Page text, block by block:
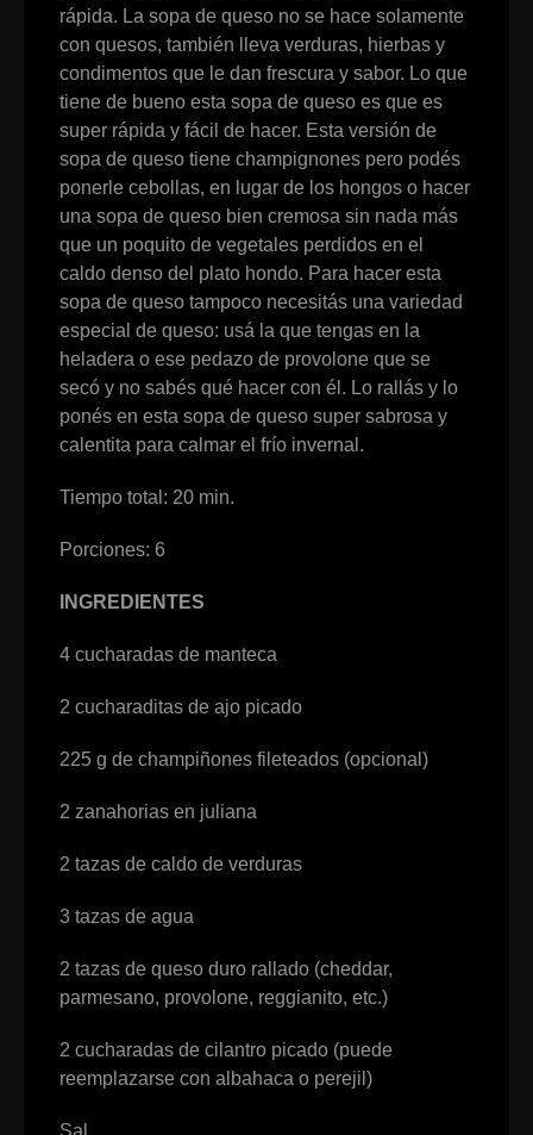
rápida. La sopa de queso no se hace solamente
con quesos, también lleva verduras, hierbas y
condimentos que le dan frescura y sabor. Lo que
tiene de bueno esta sopa de queso es que es
super rápida y fácil de hacer. Esta versión de
sopa de queso tiene champignones pero podés
ponerle cebollas, en lugar de los hongos o hacer
una sopa de queso bien cremosa sin nada más
que un poquito de vegetales perdidos en el
caldo denso del plato hondo. Para hacer esta
sopa de queso tampoco necesitás una variedad
especial de queso: usá la que tengas en la
heladera o ese pedazo de provolone que se
secó y no sabés qué hacer con él. Lo rallás y lo
ponés en esta sopa de queso super sabrosa y
calentita para calmar el frío invernal.
Tiempo total: 20 min.
Porciones: 6
INGREDIENTES
4 cucharadas de manteca
2 cucharaditas de ajo picado
225 g de champiñones fileteados (opcional)
2 zanahorias en juliana
2 tazas de caldo de verduras
3 tazas de agua
2 tazas de queso duro rallado (cheddar,
parmesano, provolone, reggianito, etc.)
2 cucharadas de cilantro picado (puede
reemplazarse con albahaca o perejil)